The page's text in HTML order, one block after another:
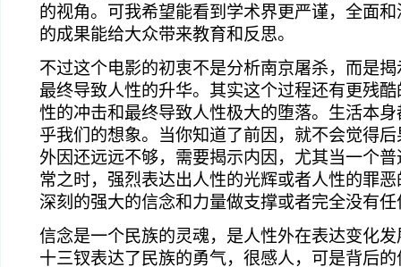
的视角。可我希望能看到学术界更严谨，全面
的成果能给大众带来教育和反思。
不过这个电影的初衷不是分析南京屠杀，而是
最终导致人性的升华。其实这个过程还有更残
性的冲击和最终导致人性极大的堕落。生活本
乎我们的想象。当你知道了前因，就不会觉得
外因还远远不够，需要揭示内因，尤其当一个
常之时，强烈表达出人性的光辉或者人性的罪
深刻的强大的信念和力量做支撑或者完全没有
信念是一个民族的灵魂，是人性外在表达变化
十三钗表达了民族的勇气，很感人，可是背后